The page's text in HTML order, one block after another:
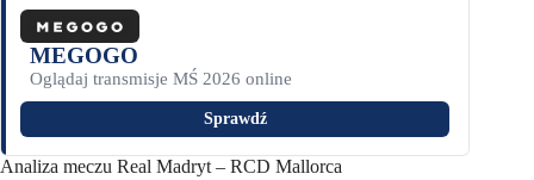
MEGOGO
Oglądaj transmisje MŚ 2026 online
Sprawdź
Analiza meczu Real Madryt – RCD Mallorca